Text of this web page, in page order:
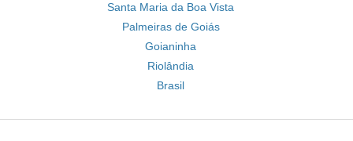
Santa Maria da Boa Vista
Palmeiras de Goiás
Goianinha
Riolândia
Brasil